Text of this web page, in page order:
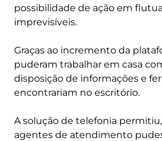
possibilidade de ação em
imprevisíveis.
Graças ao incremento da
puderam trabalhar em casa
disposição de informações e
encontrariam no escritório.
A solução de telefonia
agentes de atendimento